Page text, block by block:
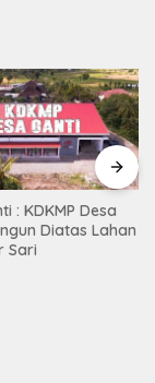
: KDKMP Desa
Diatas Lahan
Sari